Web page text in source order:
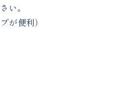
い。
が便利）